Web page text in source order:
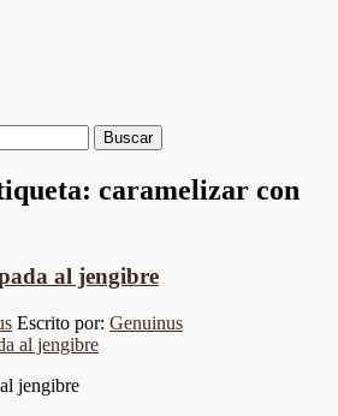
caramelizar con
al jengibre
Escrito por: Genuinus
jengibre